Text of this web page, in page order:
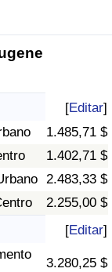
[Editar]
1.485,71 $
1.402,71 $
2.483,33 $
2.255,00 $
[Editar]
3.280,25 $